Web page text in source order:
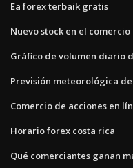
Ea forex terbaik gratis
Nuevo stock en el comercio
Gráfico de volumen diario
Previsión meteorológica
Comercio de acciones en
Horario forex costa rica
Qué comerciantes ganan